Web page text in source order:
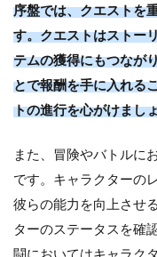
序盤では、クエストを
す。クエストはストー
テムの獲得にもつなが
とで報酬を手に入れる
トの進行を心がけまし
また、冒険やバトルに
です。キャラクターの
彼らの能力を向上させ
ターのステータスを確
闘においてはキャラク